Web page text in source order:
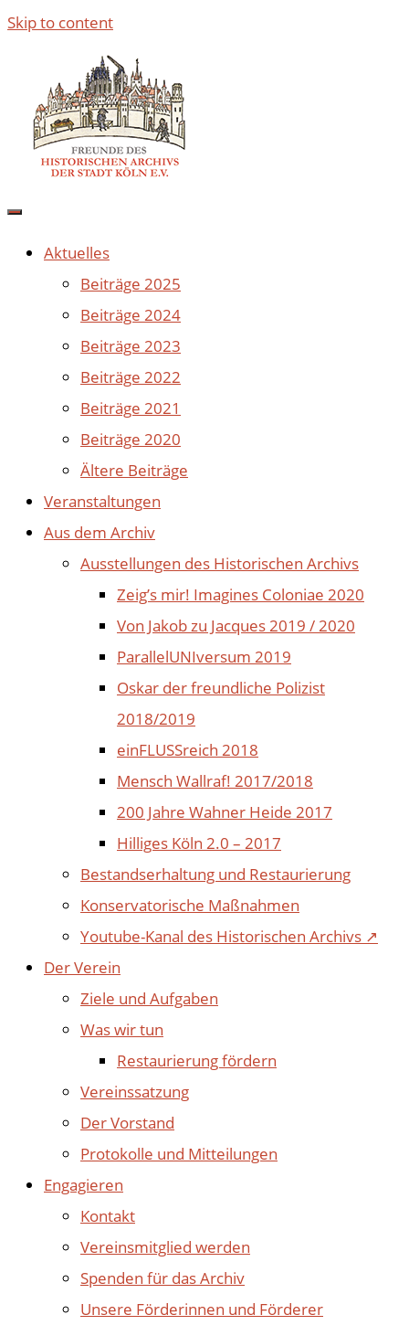
Skip to content
Aktuelles
Beiträge 2025
Beiträge 2024
Beiträge 2023
Beiträge 2022
Beiträge 2021
Beiträge 2020
Ältere Beiträge
Veranstaltungen
Aus dem Archiv
Ausstellungen des Historischen Archivs
Zeig’s mir! Imagines Coloniae 2020
Von Jakob zu Jacques 2019 / 2020
ParallelUNIversum 2019
Oskar der freundliche Polizist
2018/2019
einFLUSSreich 2018
Mensch Wallraf! 2017/2018
200 Jahre Wahner Heide 2017
Hilliges Köln 2.0 – 2017
Bestandserhaltung und Restaurierung
Konservatorische Maßnahmen
Youtube-Kanal des Historischen Archivs ↗
Der Verein
Ziele und Aufgaben
Was wir tun
Restaurierung fördern
Vereinssatzung
Der Vorstand
Protokolle und Mitteilungen
Engagieren
Kontakt
Vereinsmitglied werden
Spenden für das Archiv
Unsere Förderinnen und Förderer